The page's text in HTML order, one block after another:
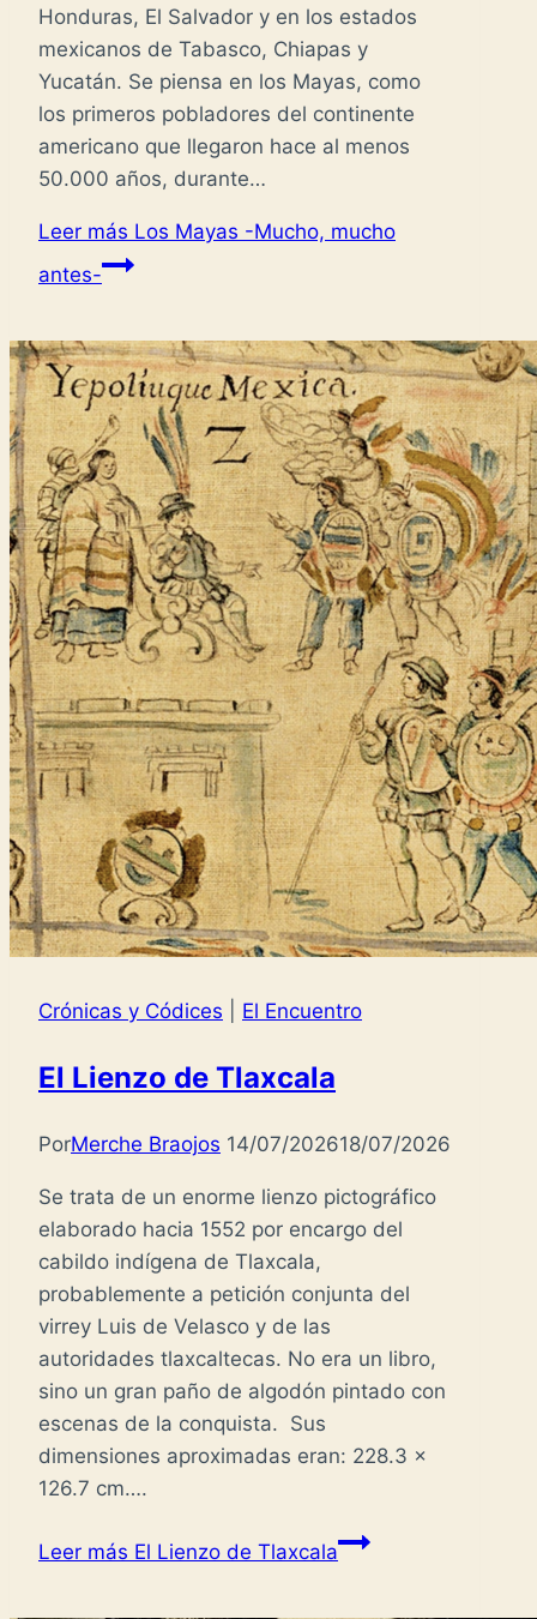
Honduras, El Salvador y en los estados
mexicanos de Tabasco, Chiapas y
Yucatán. Se piensa en los Mayas, como
los primeros pobladores del continente
americano que llegaron hace al menos
50.000 años, durante…
Leer más Los Mayas -Mucho, mucho
antes-
Crónicas y Códices El Encuentro
El Lienzo de Tlaxcala
PorMerche Braojos 14/07/202618/07/2026
Se trata de un enorme lienzo pictográfico
elaborado hacia 1552 por encargo del
cabildo indígena de Tlaxcala,
probablemente a petición conjunta del
virrey Luis de Velasco y de las
autoridades tlaxcaltecas. No era un libro,
sino un gran paño de algodón pintado con
escenas de la conquista. Sus
dimensiones aproximadas eran: 228.3 x
126.7 cm….
Leer más El Lienzo de Tlaxcala